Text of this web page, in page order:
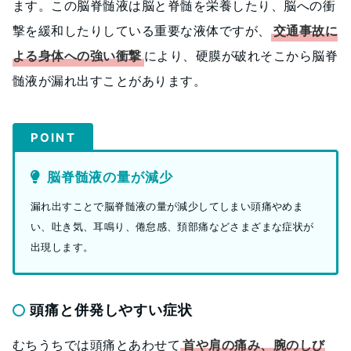
ます。この脳脊髄液は脳と脊髄を栄養したり、脳への衝
撃を緩和したりしている重要な液体ですが、
交通事故に
よる身体への強い衝撃 により、硬膜が破れそこから脳脊
髄液が漏れ出すことがあります。
POINT
脳脊髄液の量が減少
漏れ出すことで脳脊髄液の量が減少してしまい頭痛やめま
い、吐き気、耳鳴り、倦怠感、頚部痛などさまざまな症状が
出現します。
頭痛と併発しやすい症状
むちうちでは頭痛とあわせて首や肩の痛み、腕のしび